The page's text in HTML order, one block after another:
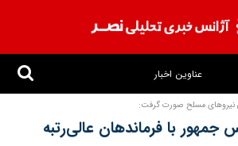
عناوین اخبار
نیروهای مسلح صورت گرفت:
جمهور با فرماندهان عالی‌رتبه